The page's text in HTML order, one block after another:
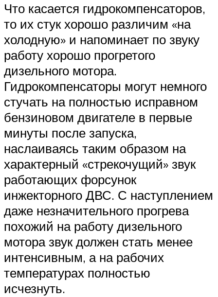
Что касается гидрокомпенсаторов,
то их стук хорошо различим «на
холодную» и напоминает по звуку
работу хорошо прогретого
дизельного мотора.
Гидрокомпенсаторы могут немного
стучать на полностью исправном
бензиновом двигателе в первые
минуты после запуска,
наслаиваясь таким образом на
характерный «стрекочущий» звук
работающих форсунок
инжекторного ДВС. С наступлением
даже незначительного прогрева
похожий на работу дизельного
мотора звук должен стать менее
интенсивным, а на рабочих
температурах полностью
исчезнуть.